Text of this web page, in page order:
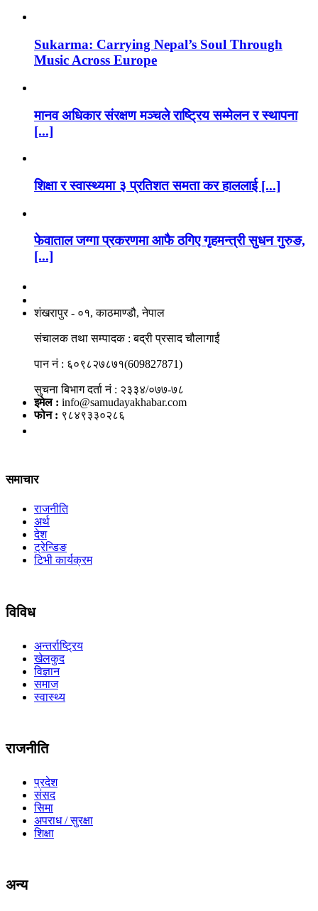
Sukarma: Carrying Nepal’s Soul Through
Music Across Europe
मानव अधिकार संरक्षण मञ्चले राष्ट्रिय सम्मेलन र स्थापना
[...]
शिक्षा र स्वास्थ्यमा ३ प्रतिशत समता कर हाललाई [...]
फेवाताल जग्गा प्रकरणमा आफै ठगिए गृहमन्त्री सुधन गुरुङ,
[...]
शंखरापुर - ०१, काठमाण्डौ, नेपाल
संचालक तथा सम्पादक : बद्री प्रसाद चौलागाईं
पान नं : ६०९८२७८७१(609827871)
सुचना बिभाग दर्ता नं : २३३४/०७७-७८
इमेल : info@samudayakhabar.com
फोन : ९८४९३३०२८६
समाचार
राजनीति
अर्थ
देश
ट्रेन्डिङ
टिभी कार्यक्रम
विविध
अन्तर्राष्ट्रिय
खेलकुद
विज्ञान
समाज
स्वास्थ्य
राजनीति
प्रदेश
संसद
सिमा
अपराध / सुरक्षा
शिक्षा
अन्य